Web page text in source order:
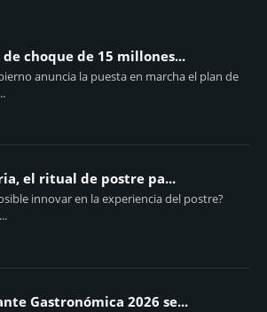
de choque de 15 millones...
anuncia la puesta en marcha el plan de
el ritual de postre pa...
innovar en la experiencia del postre?
Gastronómica 2026 se...